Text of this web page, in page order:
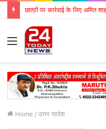
छात्रों पर कार्रवाई के लिए अमित
Menu
Home / उत्तर प्रदेश